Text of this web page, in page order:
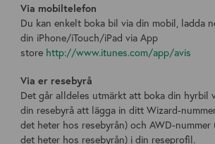
Via mobiltelefon
Du kan enkelt boka bil via din mobil, ladda
din iPhone/iTouch/iPad via App
store http://www.itunes.com/app/avis
Via er resebyrå
Det går alldeles utmärkt att boka din hyrbil
din resebyrå att lägga in ditt Wizard-
det heter hos resebyrån) och AWD-nummer
det heter hos resebyrån) i din reseprofil.